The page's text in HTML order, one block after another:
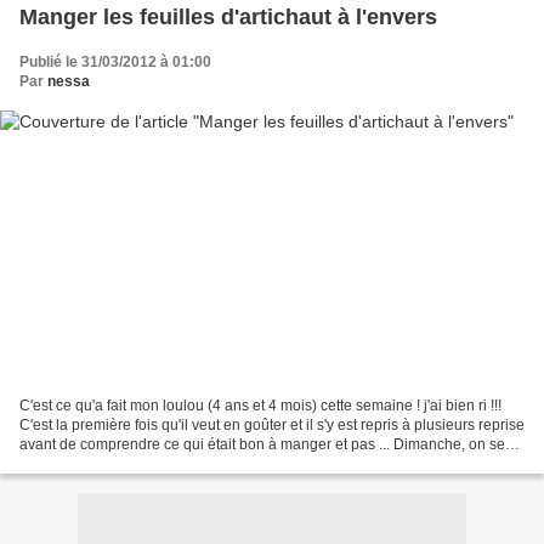
Manger les feuilles d'artichaut à l'envers
Publié le 31/03/2012 à 01:00
Par nessa
C'est ce qu'a fait mon loulou (4 ans et 4 mois) cette semaine ! j'ai bien ri !!!
C'est la première fois qu'il veut en goûter et il s'y est repris à plusieurs reprise
avant de comprendre ce qui était bon à manger et pas ... Dimanche, on se